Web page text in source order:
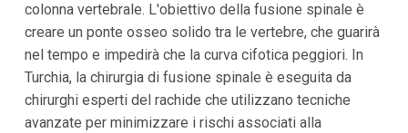
colonna vertebrale. L'obiettivo della fusione spinale è
creare un ponte osseo solido tra le vertebre, che guarirà
nel tempo e impedirà che la curva cifotica peggiori. In
Turchia, la chirurgia di fusione spinale è eseguita da
chirurghi esperti del rachide che utilizzano tecniche
avanzate per minimizzare i rischi associati alla